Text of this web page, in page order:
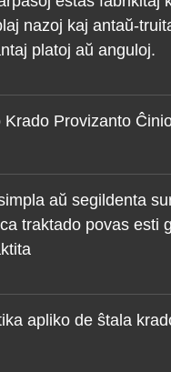
nazoj kaj antaŭ-
platoj aŭ anguloj.
Krado Provizanto
aŭ segildenta
traktado povas esti
apliko de ŝtala